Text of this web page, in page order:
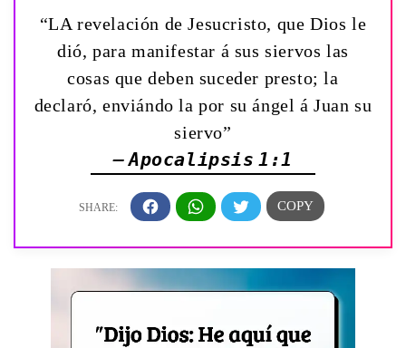
“LA revelación de Jesucristo, que Dios le
dió, para manifestar á sus siervos las
cosas que deben suceder presto; la
declaró, enviándo la por su ángel á Juan su
siervo”
— Apocalipsis 1:1